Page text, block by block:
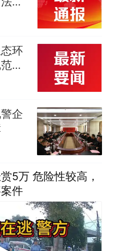
环
性
企
5万 危险性较高，
件